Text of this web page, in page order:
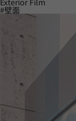
#壁面